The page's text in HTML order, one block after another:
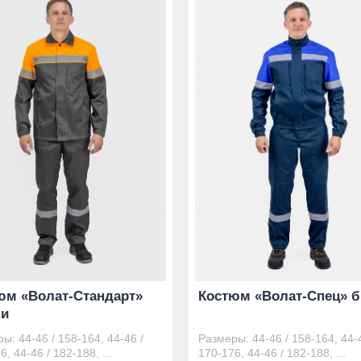
«Волат-Стандарт»
44-46 / 158-164, 44-46 /
44-46 / 182-188, ...
Костюм «Волат-Спец»
Размеры: 44-46 / 158-164, 44-
170-176, 44-46 / 182-188, ...